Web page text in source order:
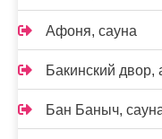
Афоня, сауна
Бакинский двор,
Бан Баныч,